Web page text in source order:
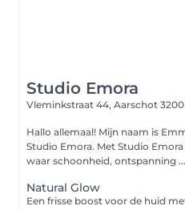
Studio Emora
Vleminkstraat 44, Aarschot 3200
Hallo allemaal! Mijn naam is Emma en de trotse eigenares van
Studio Emora. Met Studio Emora heb ik een plek gecreëerd
waar schoonheid, ontspanning ...
Natural Glow